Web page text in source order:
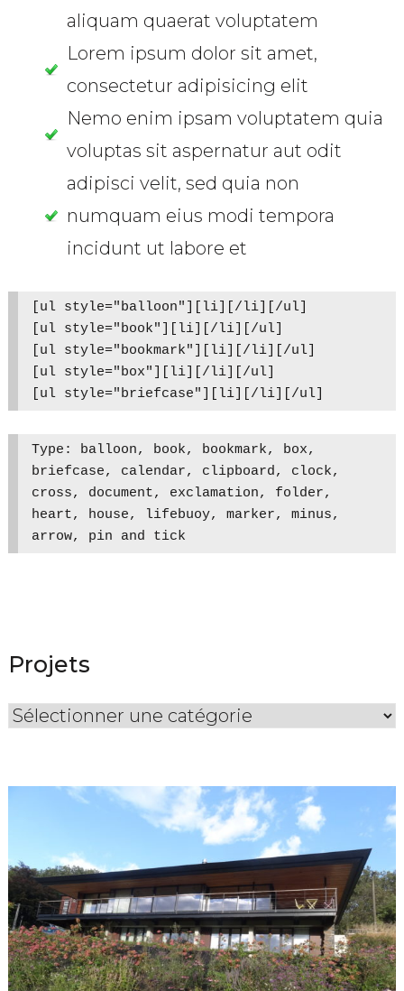
aliquam quaerat voluptatem
Lorem ipsum dolor sit amet,
consectetur adipisicing elit
Nemo enim ipsam voluptatem quia
voluptas sit aspernatur aut odit
adipisci velit, sed quia non
numquam eius modi tempora
incidunt ut labore et
[ul style="balloon"][li][/li][/ul]
[ul style="book"][li][/li][/ul]
[ul style="bookmark"][li][/li][/ul]
[ul style="box"][li][/li][/ul]
Type: balloon, book, bookmark, box,
briefcase, calendar, clipboard, clock,
cross, document, exclamation, folder,
heart, house, lifebuoy, marker, minus,
Projets
Projets